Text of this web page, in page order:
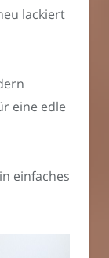
lackiert
eine edle
einfaches